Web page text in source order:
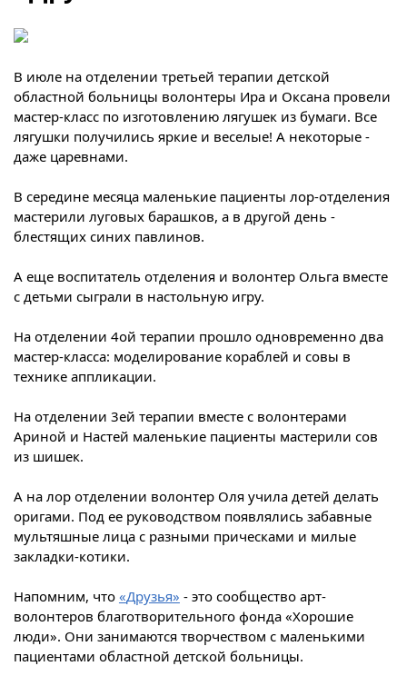
В июле на отделении третьей терапии детской
областной больницы волонтеры Ира и Оксана провели
мастер-класс по изготовлению лягушек из бумаги. Все
лягушки получились яркие и веселые! А некоторые -
даже царевнами.
В середине месяца маленькие пациенты лор-отделения
мастерили луговых барашков, а в другой день -
блестящих синих павлинов.
А еще воспитатель отделения и волонтер Ольга вместе
с детьми сыграли в настольную игру.
На отделении 4ой терапии прошло одновременно два
мастер-класса: моделирование кораблей и совы в
технике аппликации.
На отделении 3ей терапии вместе с волонтерами
Ариной и Настей маленькие пациенты мастерили сов
из шишек.
А на лор отделении волонтер Оля учила детей делать
оригами. Под ее руководством появлялись забавные
мультяшные лица с разными прическами и милые
закладки-котики.
Напомним, что «Друзья» - это сообщество арт-
волонтеров благотворительного фонда «Хорошие
люди». Они занимаются творчеством с маленькими
пациентами областной детской больницы.